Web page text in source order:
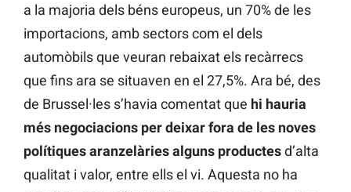
a la majoria dels béns europeus, un 70% de les
importacions, amb sectors com el dels
automòbils que veuran rebaixat els recàrrecs
que fins ara se situaven en el 27,5%. Ara bé, des
de Brussel·les s’havia comentat que hi hauria
més negociacions per deixar fora de les noves
polítiques aranzelàries alguns productesd’alta
qualitat i valor, entre ells el vi. Aquesta no ha